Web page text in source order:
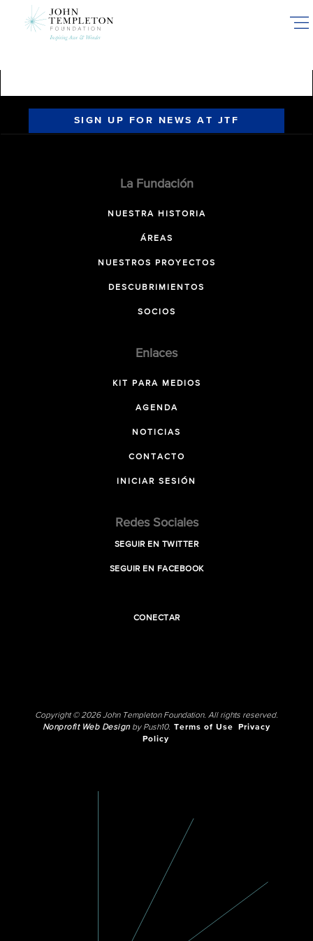
SIGN UP FOR NEWS AT JTF
La Fundación
NUESTRA HISTORIA
ÁREAS
NUESTROS PROYECTOS
DESCUBRIMIENTOS
SOCIOS
Enlaces
KIT PARA MEDIOS
AGENDA
NOTICIAS
CONTACTO
INICIAR SESIÓN
Redes Sociales
SEGUIR EN TWITTER
SEGUIR EN FACEBOOK
CONECTAR
Copyright © 2026 John Templeton Foundation. All rights reserved.
Nonprofit Web Designby Push10. Terms of Use
Privacy
Policy